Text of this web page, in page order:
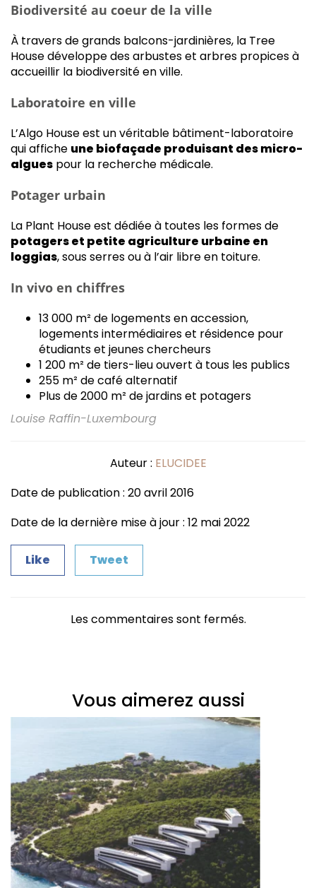
Biodiversité au coeur de la ville
À travers de grands balcons-jardinières, la Tree
House développe des arbustes et arbres propices à
accueillir la biodiversité en ville.
Laboratoire en ville
L’Algo House est un véritable bâtiment-laboratoire
qui affiche une biofaçade produisant des micro-
algues pour la recherche médicale.
Potager urbain
La Plant House est dédiée à toutes les formes de
potagers et petite agriculture urbaine en
loggias, sous serres ou à l’air libre en toiture.
In vivo en chiffres
13 000 m² de logements en accession,
logements intermédiaires et résidence pour
étudiants et jeunes chercheurs
1 200 m² de tiers-lieu ouvert à tous les publics
255 m² de café alternatif
Plus de 2000 m² de jardins et potagers
Louise Raffin-Luxembourg
Auteur : ELUCIDEE
Date de publication : 20 avril 2016
Date de la dernière mise à jour : 12 mai 2022
Like Tweet
Les commentaires sont fermés.
Vous aimerez aussi